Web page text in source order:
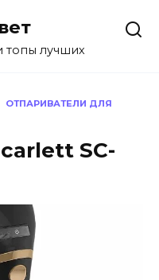
топы лучших
ОТПАРИВАТЕЛИ ДЛЯ
SC-